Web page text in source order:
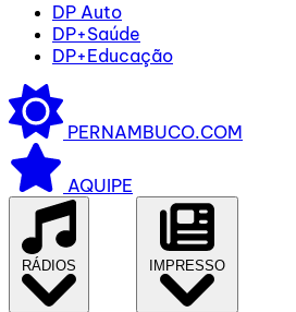
DP Auto
DP+Saúde
DP+Educação
PERNAMBUCO.COM
AQUIPE
RÁDIOS IMPRESSO